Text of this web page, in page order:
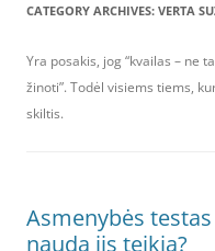
CATEGORY ARCHIVES: VERTA
Yra posakis, jog “kvailas – ne
žinoti”. Todėl visiems tiems,
skiltis.
Asmenybės
naudą jis teikia?